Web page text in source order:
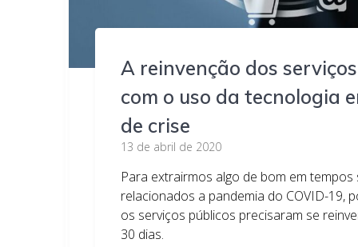
A reinvenção dos
com o uso da tecnologia
de crise
13 de abril de 2020
Para extrairmos algo de bom em tempos
relacionados a pandemia do COVID-19,
os serviços públicos precisaram se
30 dias.